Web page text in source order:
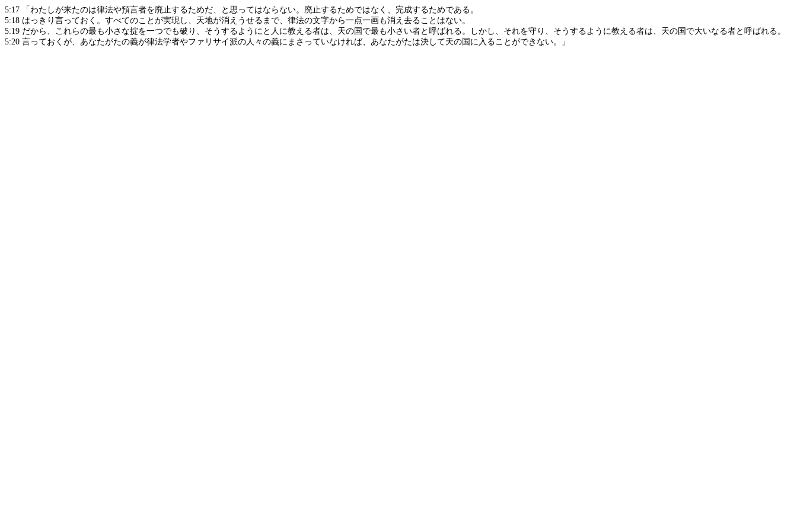
5:17
「わたしが来たのは律法や預言者を廃止するためだ、と思ってはならない。廃止するためではなく、完成するためである。
5:18 はっきり言っておく。すべてのことが実現し、天地が消えうせるまで、律法の文字から一点一画も消え去ることはない。
5:19 だから、これらの最も小さな掟を一つでも破り、そうするようにと人に教える者は、天の国で最も小さい者と呼ばれる。しかし、それを守り、そうするように教える者は、天の国で大いなる者と呼ばれる。
5:20 言っておくが、あなたがたの義が律法学者やファリサイ派の人々の義にまさっていなければ、あなたがたは決して天の国に入ることができない。」